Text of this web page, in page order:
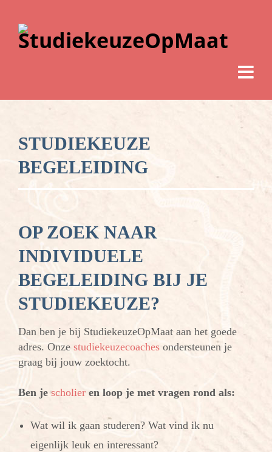
STUDIEKEUZE
BEGELEIDING
OP ZOEK NAAR
INDIVIDUELE
BEGELEIDING BIJ JE
STUDIEKEUZE?
Dan ben je bij StudiekeuzeOpMaat aan het goede
adres. Onze studiekeuzecoaches ondersteunen je
graag bij jouw zoektocht.
Ben jescholier en loop je met vragen rond als:
Wat wil ik gaan studeren? Wat vind ik nu
eigenlijk leuk en interessant?